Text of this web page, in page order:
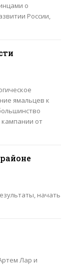
о
России,
ямальцев к
от
начать
Лар и